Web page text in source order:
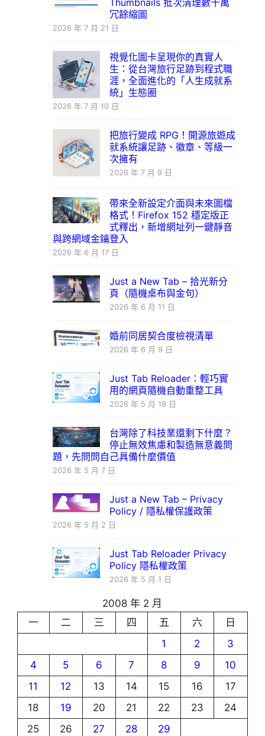
Thumbnails 批次清理數十萬
冗餘縮圖
2026 年 7 月 21 日
視覺化圖卡呈現你的真實人
生：從台灣旅行足跡到程式職
涯，全面進化的「人生成就系
統」生態圈
2026 年 7 月 10 日
把旅行變成 RPG！開源旅遊成
就系統讓足跡、徽章、等級一
次擁有
2026 年 7 月 9 日
帶來全新設定介面與未來圖檔
格式！Firefox 152 穩定版正
式釋出，新增網址列一鍵靜音
與跨網域金鑰登入
2026 年 6 月 17 日
Just a New Tab – 拾光新分
頁（隨機桌布與金句）
2026 年 6 月 11 日
婚前同居契合度檢視清單
2026 年 6 月 9 日
Just Tab Reloader：輕巧實
用的網頁隨機自動重整工具
2026 年 5 月 18 日
台灣除了科技業還剩下什麼？
停止無效焦慮和製造無意義問
題，先問問自己具備什麼價值
2026 年 5 月 7 日
Just a New Tab – Privacy
Policy / 隱私權保護政策
2026 年 5 月 2 日
Just Tab Reloader Privacy
Policy 隱私權政策
2026 年 5 月 1 日
2008 年 2 月
一
二 三 四 五 六
日
1
2
3
4
5 6 7 8 9
10
11
12 13 14 15 16
17
18
19 20 21 22 23
24
25
26 27 28
29